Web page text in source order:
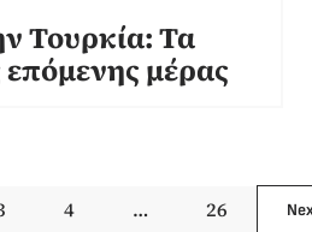
Τουρκία: Τα
μέρας
4 … 26